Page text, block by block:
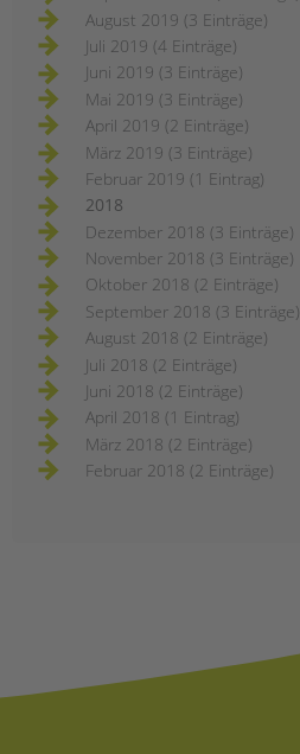
August 2019 (3 Einträge)
Juli 2019 (4 Einträge)
Juni 2019 (3 Einträge)
Mai 2019 (3 Einträge)
April 2019 (2 Einträge)
März 2019 (3 Einträge)
Februar 2019 (1 Eintrag)
2018
Dezember 2018 (3 Einträge)
November 2018 (3 Einträge)
Oktober 2018 (2 Einträge)
September 2018 (3 Einträge)
August 2018 (2 Einträge)
Juli 2018 (2 Einträge)
Juni 2018 (2 Einträge)
April 2018 (1 Eintrag)
März 2018 (2 Einträge)
Februar 2018 (2 Einträge)